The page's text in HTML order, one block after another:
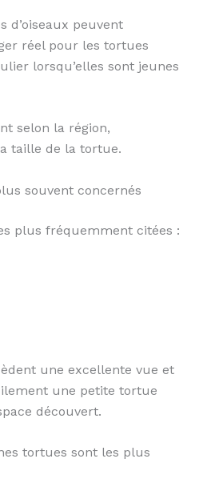
d’oiseaux peuvent
réel pour les tortues
lorsqu’elles sont jeunes
selon la région,
taille de la tortue.
souvent concernés
plus fréquemment citées :
une excellente vue et
une petite tortue
découvert.
tortues sont les plus